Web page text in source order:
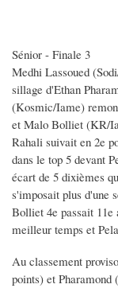
Sénior - Finale 3
Medhi Lassoued
sillage d'Ethan
(Kosmic/Iame)
et Malo Bolliet (KR/
Rahali suivait en 2e
dans le top 5 devant
écart de 5 dixièmes
s'imposait plus d'une
Bolliet 4e passait 11e
meilleur temps et
Au classement
points) et Pharamond